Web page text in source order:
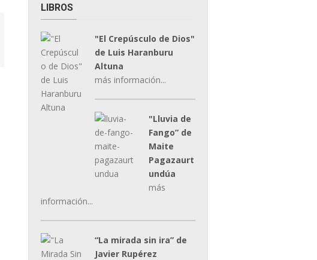
LIBROS
"El Crepúsculo de Dios"
de Luis Haranburu
Altuna
más información...
"Lluvia de
Fango” de
Maite
Pagazaurt
undúa
más
información...
“La mirada sin ira” de
Javier Rupérez